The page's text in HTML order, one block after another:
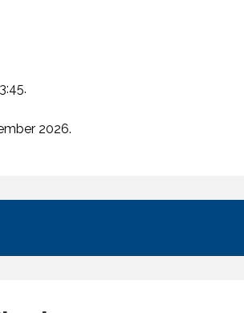
2026.